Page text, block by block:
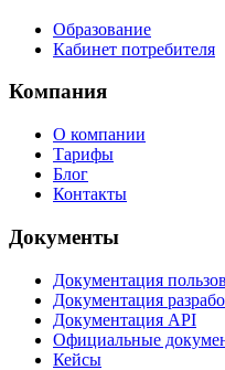
Образование
Кабинет потребителя
Компания
О компании
Тарифы
Блог
Контакты
Документы
Документация
Документация
Документация API
Официальные
Кейсы